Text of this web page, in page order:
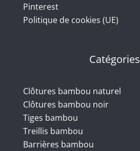
Pinterest
Politique de cookies (UE)
Catégories
Clôtures bambou naturel
Clôtures bambou noir
Tiges bambou
Treillis bambou
Barrières bambou